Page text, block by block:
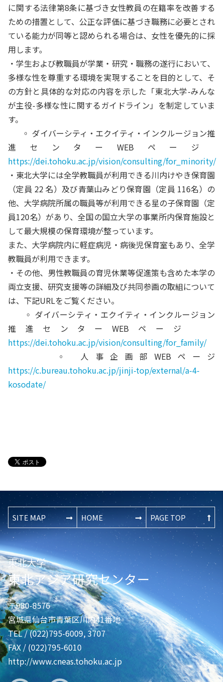
に関する法律第8条に基づき⼥性教員の在籍率を改善する
ための措置として、公正な評価に基づき職務に必要とされ
ている能⼒が同等と認められる場合は、⼥性を優先的に採
⽤します。
・学⽣および教職員が学業・研究・職務の遂⾏において、
多様な性を尊重する環境を実現することを⽬的として、そ
の⽅針と具体的な対応の内容を⽰した「東北⼤学-みんな
が主役-多様な性に関するガイドライン」を制定していま
す。
◦ ダイバーシティ・エクイティ・インクルージョン推
進センターWEBページ
https://dei.tohoku.ac.jp/vision/consulting/for_minority/
・東北⼤学には全学教職員が利⽤できる川内けやき保育園
（定員 22 名）及び⻘葉⼭みどり保育園（定員 116名）の
他、⼤学病院所属の職員等が利⽤できる星の⼦保育園（定
員120名）があり、全国の国⽴⼤学の事業所内保育施設と
して最⼤規模の保育環境が整っています。
また、⼤学病院内に軽症病児・病後児保育室もあり、全学
教職員が利⽤できます。
・その他、男性教職員の育児休業等促進策も含めた本学の
両⽴⽀援、研究⽀援等の詳細及び共同参画の取組について
は、下記URLをご覧ください。
◦ ダイバーシティ・エクイティ・インクルージョン
推進センターWEBページ
https://dei.tohoku.ac.jp/vision/consulting/for_family/
◦
⼈事企画部WEBページ
https://c.bureau.tohoku.ac.jp/jinji-top/external/a-4-
kosodate/
SITE MAP HOME PAGE TOP
東北大学
東北アジア研究センター
〒980-8576
宮城県仙台市青葉区川内41番地
TEL / (022)795-6009, 3707
FAX / (022)795-6010
http://www.cneas.tohoku.ac.jp